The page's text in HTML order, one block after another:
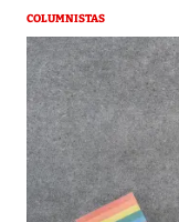
COLUMNISTAS